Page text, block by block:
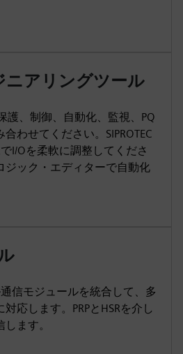
ニアリングツール
護、制御、自動化、監視、PQ
わせてください。SIPROTEC
I/Oを柔軟に調整してくださ
ジック・エディターで自動化
信モジュールを統合して、多
応します。PRPとHSRを介し
ます。